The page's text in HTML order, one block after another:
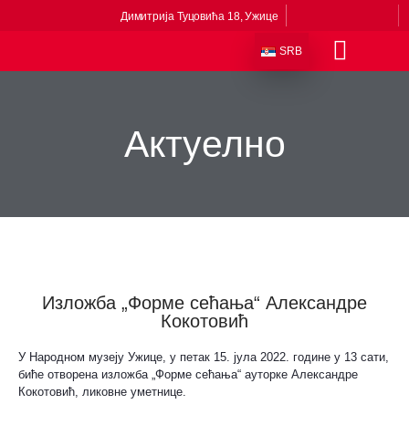
Димитрија Туцовића 18, Ужице
SRB
Актуелно
Изложба „Форме сећања“ Александре
Кокотовић
У Народном музеју Ужице, у петак 15. јула 2022. године у 13 сати,
биће отворена изложба „Форме сећања“ ауторке Александре
Кокотовић, ликовне уметнице.